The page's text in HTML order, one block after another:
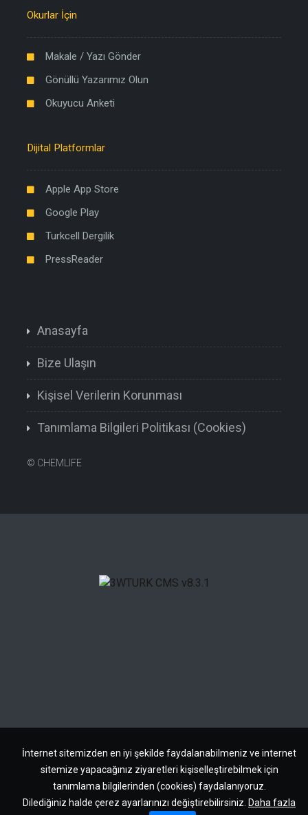
İnternet sitemizden en iyi şekilde faydalanabilmeniz ve internet
sitemize yapacağınız ziyaretleri kişiselleştirebilmek için
tanımlama bilgilerinden (cookies) faydalanıyoruz.
Dilediğiniz halde çerez ayarlarınızı değiştirebilirsiniz. Daha fazla
Okurlar İçin
Makale / Yazı Gönder
Gönüllü Yazarımız Olun
Okuyucu Anketi
Dijital Platformlar
Apple App Store
Google Play
Turkcell Dergilik
PressReader
Anasayfa
Bize Ulaşın
Kişisel Verilerin Korunması
Tanımlama Bilgileri Politikası (Cookies)
© CHEMLIFE